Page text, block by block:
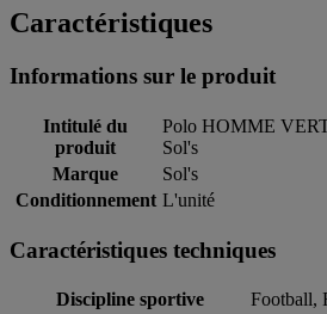
Caractéristiques
Informations sur le produit
Intitulé du
produit
Polo HOMME
Sol's
Marque
Sol's
Conditionnement L'unité
Caractéristiques techniques
Discipline sportive
Football,